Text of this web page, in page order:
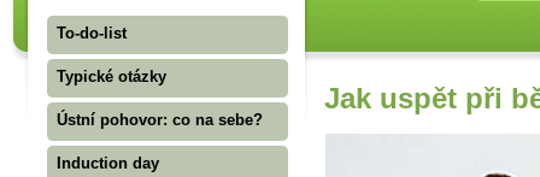
To-do-list
Typické otázky
Ústní pohovor: co na sebe?
Induction day
Jak uspět při